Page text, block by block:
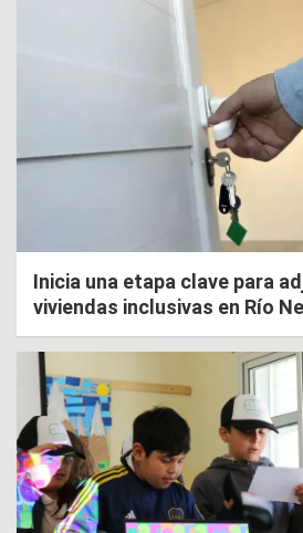
Inicia una etapa clave para
viviendas inclusivas en Río